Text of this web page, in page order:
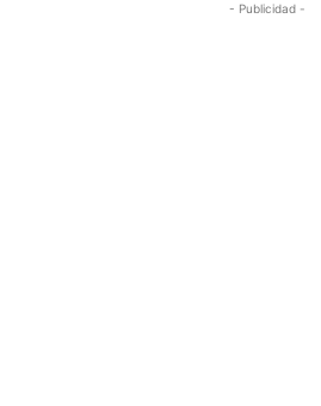
- Publicidad -